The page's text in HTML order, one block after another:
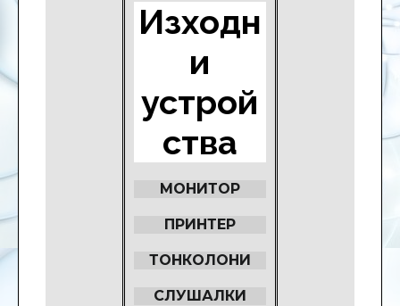
Изходн
и
устрой
ства
МОНИТОР
ПРИНТЕР
ТОНКОЛОНИ
СЛУШАЛКИ